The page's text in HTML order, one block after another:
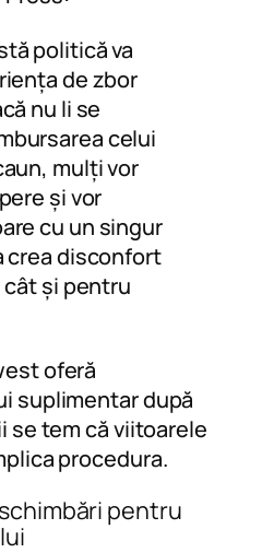
politică va
de zbor
nu li se
celui
mulți vor
și vor
cu un singur
crea disconfort
și pentru
oferă
suplimentar după
se tem că viitoarele
procedura.
pentru